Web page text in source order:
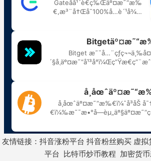
友情链接： 抖音涨粉平台 抖音粉丝购买 虚拟
平台
比特币炒币教程 加密货